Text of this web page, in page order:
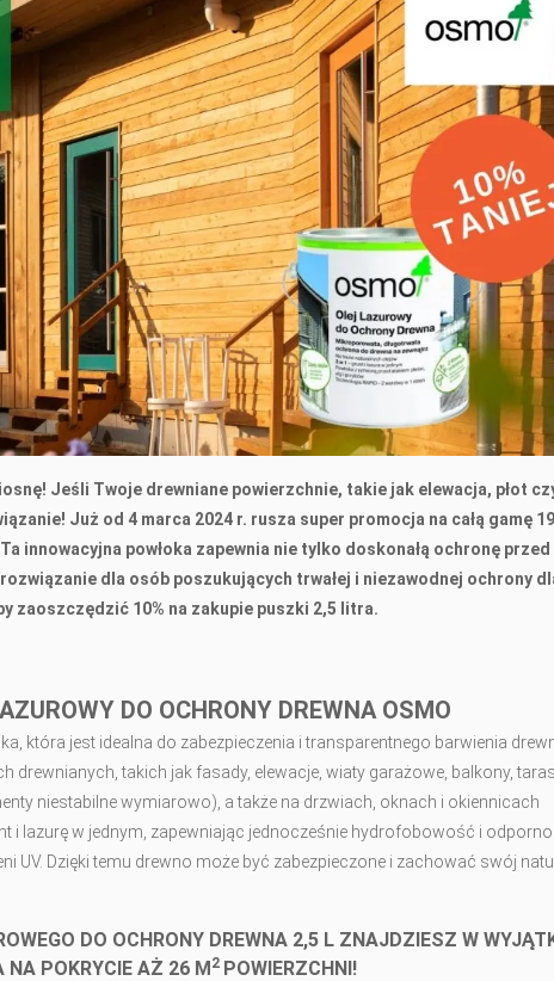
Jeśli Twoje drewniane powierzchnie, takie jak elewacja, płot
Już od 4 marca 2024 r. rusza super promocja na całą gamę 19
innowacyjna powłoka zapewnia nie tylko doskonałą ochronę przed
dla osób poszukujących trwałej i niezawodnej ochrony
zaoszczędzić 10% na zakupie puszki 2,5 litra.
DO OCHRONY DREWNA OSMO
która jest idealna do zabezpieczenia i transparentnego barwienia
drewnianych, takich jak fasady, elewacje, wiaty garażowe, balkony,
niestabilne wymiarowo), a także na drzwiach, oknach i okiennicach
i lazurę w jednym, zapewniając jednocześnie hydrofobowość i
UV. Dzięki temu drewno może być zabezpieczone i zachować swój
DO OCHRONY DREWNA 2,5 L ZNAJDZIESZ W
NA POKRYCIE AŻ 26 M2 POWIERZCHNI!